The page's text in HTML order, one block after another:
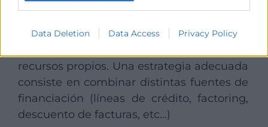
Data Deletion Data Access Privacy Policy
plazo
No todas las empresas pueden sostener
recursos propios. Una estrategia adecuada
consiste en combinar distintas fuentes de
financiación (líneas de crédito, factoring,
descuento de facturas, etc…)